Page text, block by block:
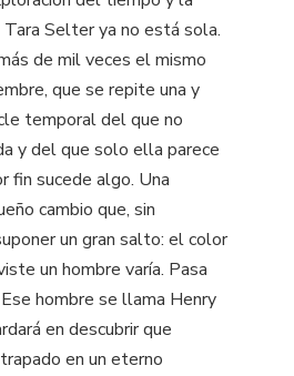
Tara Selter ya no está sola.
de mil veces el mismo
que se repite una y
temporal del que no
y del que solo ella parece
fin sucede algo. Una
cambio que, sin
un gran salto: el color
un hombre varía. Pasa
hombre se llama Henry
en descubrir que
en un eterno